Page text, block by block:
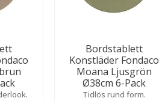
Bordstablett
Konstläder Fondaco
Moana Ljusgrön
Ø38cm 6-Pack
Tidlös rund form.